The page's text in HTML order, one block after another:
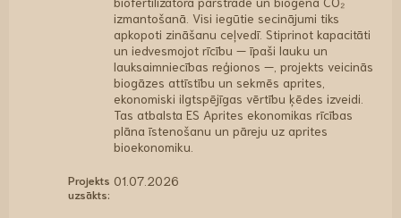
izmantošanā. Visi iegūtie secinājumi tiks
apkopoti zināšanu ceļvedī. Stiprinot kapacitāti
un iedvesmojot rīcību — īpaši lauku un
lauksaimniecības reģionos —, projekts veicinās
biogāzes attīstību un sekmēs aprites,
ekonomiski ilgtspējīgas vērtību ķēdes izveidi.
Tas atbalsta ES Aprites ekonomikas rīcības
plāna īstenošanu un pāreju uz aprites
bioekonomiku.
Projekts
uzsākts:
01.07.2026